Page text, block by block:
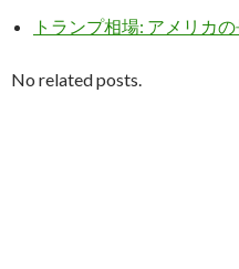
トランプ相場: アメリカ
No related posts.